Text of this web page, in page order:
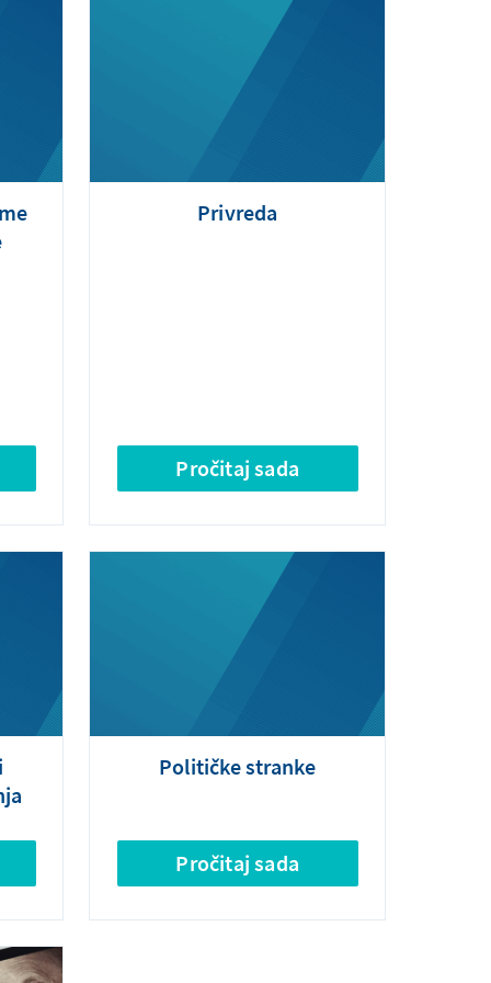
Privreda
Pročitaj sada
Političke stranke
Pročitaj sada